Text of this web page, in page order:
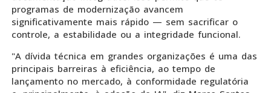
programas de modernização avancem
significativamente mais rápido — sem sacrificar o
controle, a estabilidade ou a integridade funcional.
"A dívida técnica em grandes organizações é uma das
principais barreiras à eficiência, ao tempo de
lançamento no mercado, à conformidade regulatória